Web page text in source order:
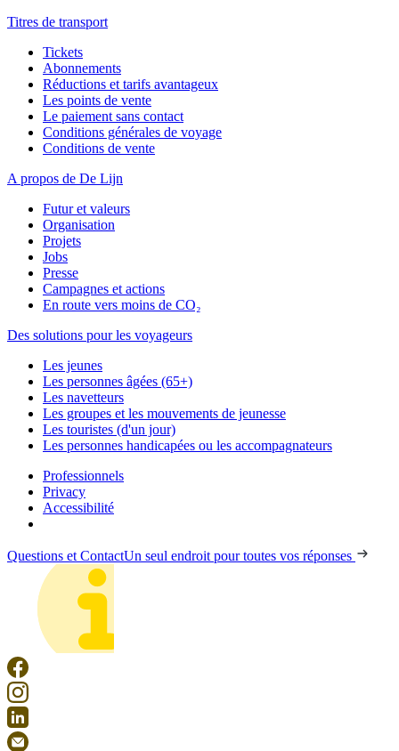
Titres de transport
Tickets
Abonnements
Réductions et tarifs avantageux
Les points de vente
Le paiement sans contact
Conditions générales de voyage
Conditions de vente
A propos de De Lijn
Futur et valeurs
Organisation
Projets
Jobs
Presse
Campagnes et actions
En route vers moins de CO₂
Des solutions pour les voyageurs
Les jeunes
Les personnes âgées (65+)
Les navetteurs
Les groupes et les mouvements de jeunesse
Les touristes (d'un jour)
Les personnes handicapées ou les accompagnateurs
Professionnels
Privacy
Accessibilité
Questions et ContactUn seul endroit pour toutes vos réponses